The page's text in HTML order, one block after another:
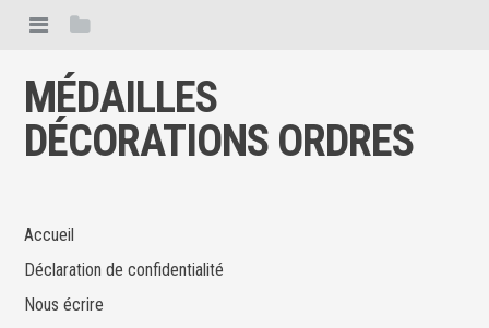
MÉDAILLES
DÉCORATIONS ORDRES
Accueil
Déclaration de confidentialité
Nous écrire